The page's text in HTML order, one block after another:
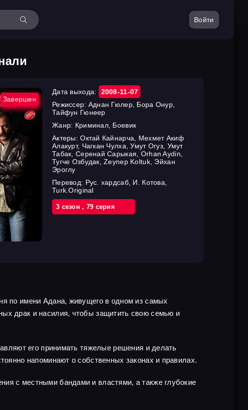
Войти
Завершен
Дата выхода:
2008-11-07
Режиссер: Аднан Гюлер, Бора Онур,
Тайфун Гюнеер
Жанр: Криминал, Боевик
Актеры:Октай Кайнарча, Мехмет Акиф
Алакурт, Чагкан Чулха, Умут Огуз, Умут
Табак, Серенай Сарыкая, Orhan Aydin,
Тугче Озбудак, Zeynep Koltuk, Эйхан
Эроглу
Перевод: Рус. хардсаб, И. Котова,
Turk.Original
3 cезон, 79 cерия
по имени Адана, живущего в одном из самых
драк и насилия, чтобы защитить свою семью и
его принимать тяжелые решения и делать
напоминают о собственных законах и правилах.
с местными бандами и властями, а также глубокие